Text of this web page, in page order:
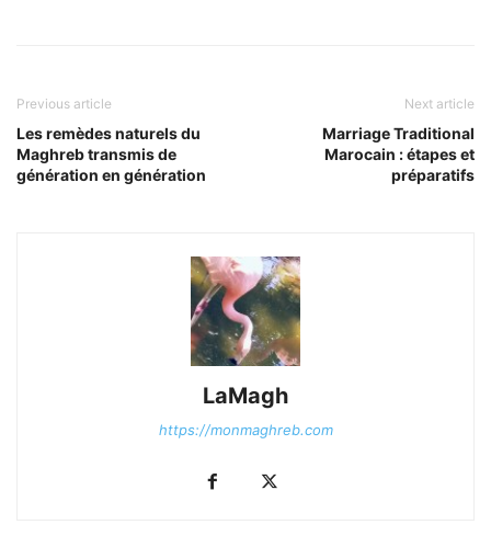
Previous article
Les remèdes naturels du
Maghreb transmis de
génération en génération
Next article
Marriage Traditional
Marocain : étapes et
préparatifs
LaMagh
https://monmaghreb.com